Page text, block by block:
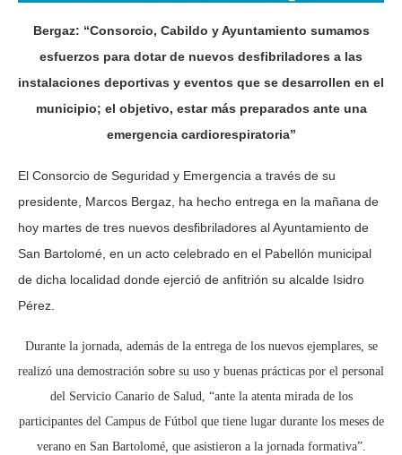
Bergaz: “Consorcio, Cabildo y Ayuntamiento sumamos
esfuerzos para dotar de nuevos desfibriladores a las
instalaciones deportivas y eventos que se desarrollen en el
municipio; el objetivo, estar más preparados ante una
emergencia cardiorespiratoria”
El Consorcio de Seguridad y Emergencia a través de su
presidente, Marcos Bergaz, ha hecho entrega en la mañana de
hoy martes de tres nuevos desfibriladores al Ayuntamiento de
San Bartolomé, en un acto celebrado en el Pabellón municipal
de dicha localidad donde ejerció de anfitrión su alcalde Isidro
Pérez.
Durante la jornada, además de la entrega de los nuevos ejemplares, se
realizó una demostración sobre su uso y buenas prácticas por el personal
del Servicio Canario de Salud, “ante la atenta mirada de los
participantes del Campus de Fútbol que tiene lugar durante los meses de
verano en San Bartolomé, que asistieron a la jornada formativa”.